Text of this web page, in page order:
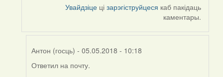
Увайдзіце цізарэгіструйцеся каб пакідаць
каментары.
Антон (госць) - 05.05.2018 - 10:18
In
Ответил на почту.